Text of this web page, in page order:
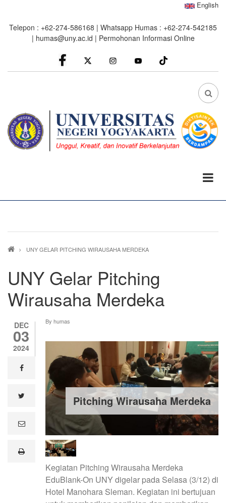
main
English
Telepon : +62-274-586168 | Whatsapp Humas : +62-274-542185
| humas@uny.ac.id | Permohonan Informasi Online
facebook
Instagram youtube
FA
Breadcrumb
UNY GELAR PITCHING WIRAUSAHA MERDEKA
UNY Gelar Pitching
Wirausaha Merdeka
DEC
03
2024
0%
facebook
e
lprint
By humas
Pitching Wirausaha Merdeka
Kegiatan Pitching Wirausaha Merdeka
EduBlank-On UNY digelar pada Selasa (3/12) di
Hotel Manohara Sleman. Kegiatan ini bertujuan